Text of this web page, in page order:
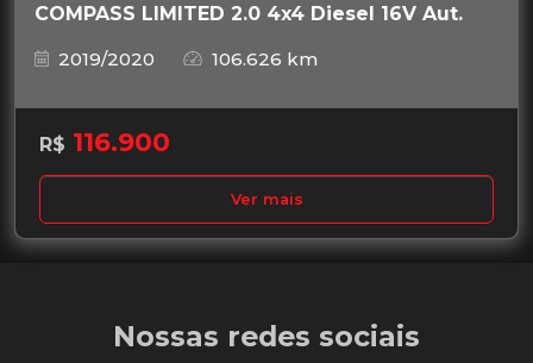
COMPASS LIMITED 2.0 4x4 Diesel 16V Aut.
2019/2020
106.626 km
R$ 116.900
Ver mais
Nossas redes sociais